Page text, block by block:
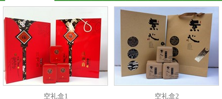
空礼盒1 空礼盒2